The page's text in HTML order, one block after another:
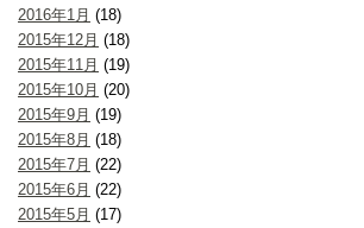
2016年1月 (18)
2015年12月 (18)
2015年11月 (19)
2015年10月 (20)
2015年9月 (19)
2015年8月 (18)
2015年7月 (22)
2015年6月 (22)
2015年5月 (17)